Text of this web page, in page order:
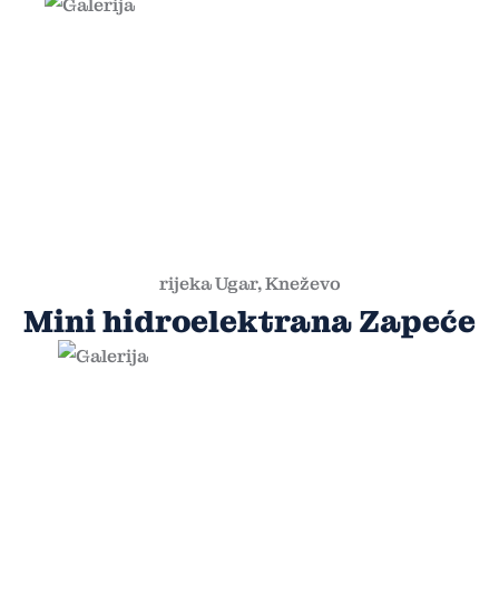
rijeka Ugar, Kneževo
Mini hidroelektrana Zapeće